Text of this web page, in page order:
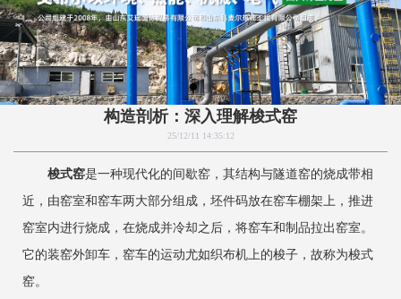
‌构造剖析：深入理解梭式窑
25/12/11 14:35:12
梭式窑是一种现代化的间歇窑，其结构与隧道窑的烧成带相
近，由窑室和窑车两大部分组成，坯件码放在窑车棚架上，推进
窑室内进行烧成，在烧成并冷却之后，将窑车和制品拉出窑室。
它的装窑外卸车，窑车的运动尤如织布机上的梭子，故称为梭式
窑。